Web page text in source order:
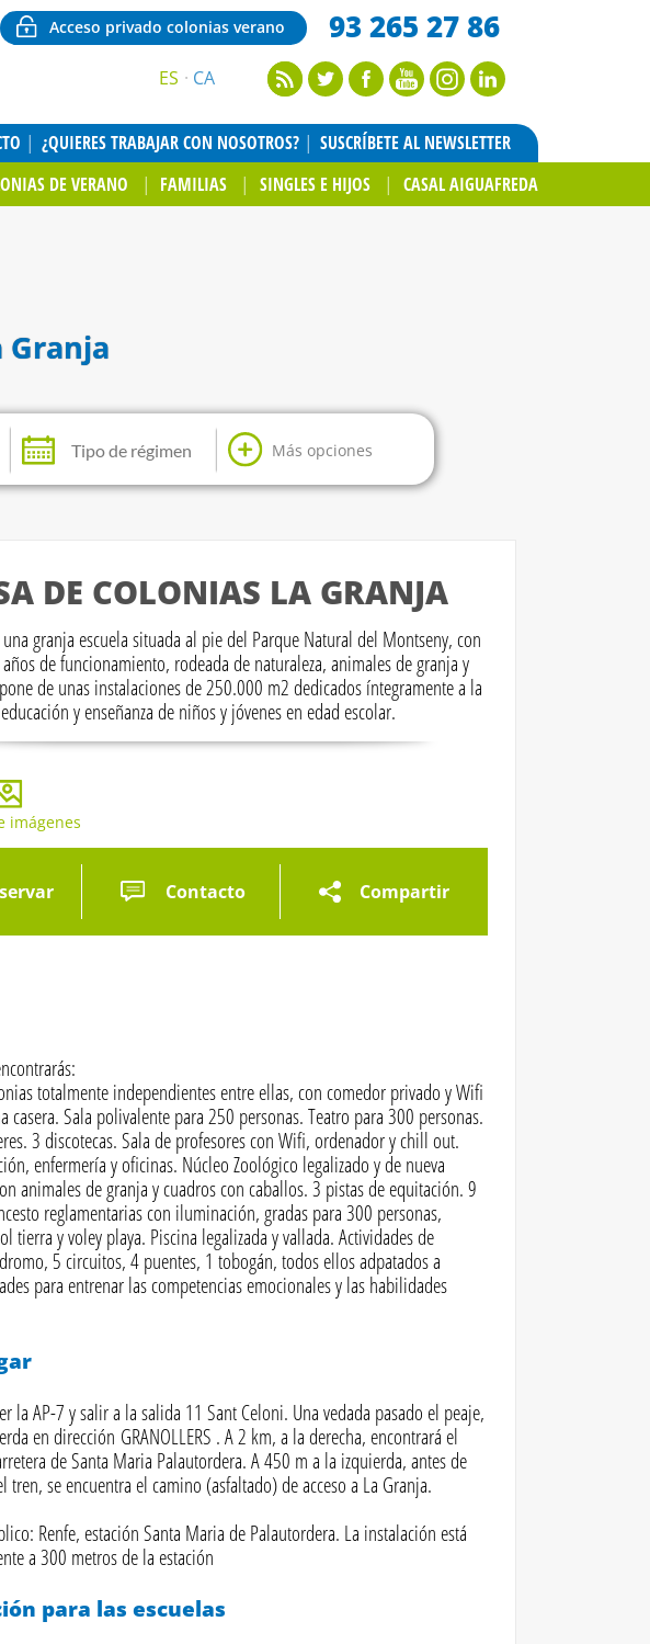
Acceso privado colonias verano 93 265 27 86
ES CA
¿QUIERES TRABAJAR CON NOSOTROS?
SUSCRÍBETE AL NEWSLETTER
DE VERANO FAMILIAS SINGLES E HIJOS CASAL AIGUAFREDA
Granja
Más opciones
DE COLONIAS LA GRANJA
granja escuela situada al pie del Parque Natural del Montseny, con
de funcionamiento, rodeada de naturaleza, animales de granja y
de unas instalaciones de 250.000 m2 dedicados íntegramente a la
educación y enseñanza de niños y jóvenes en edad escolar.
imágenes
Contacto Compartir
totalmente independientes entre ellas, con comedor privado y Wifi
casera. Sala polivalente para 250 personas. Teatro para 300 personas.
3 discotecas. Sala de profesores con Wifi, ordenador y chill out.
enfermería y oficinas. Núcleo Zoológico legalizado y de nueva
animales de granja y cuadros con caballos. 3 pistas de equitación. 9
reglamentarias con iluminación, gradas para 300 personas,
tierra y voley playa. Piscina legalizada y vallada. Actividades de
5 circuitos, 4 puentes, 1 tobogán, todos ellos adpatados a
para entrenar las competencias emocionales y las habilidades
la AP-7 y salir a la salida 11 Sant Celoni. Una vedada pasado el peaje,
en dirección GRANOLLERS . A 2 km, a la derecha, encontrará el
de Santa Maria Palautordera. A 450 m a la izquierda, antes de
tren, se encuentra el camino (asfaltado) de acceso a La Granja.
Renfe, estación Santa Maria de Palautordera. La instalación está
a 300 metros de la estación
para las escuelas